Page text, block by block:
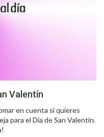
Valentín
en cuenta si quieres
para el Día de San Valentín.